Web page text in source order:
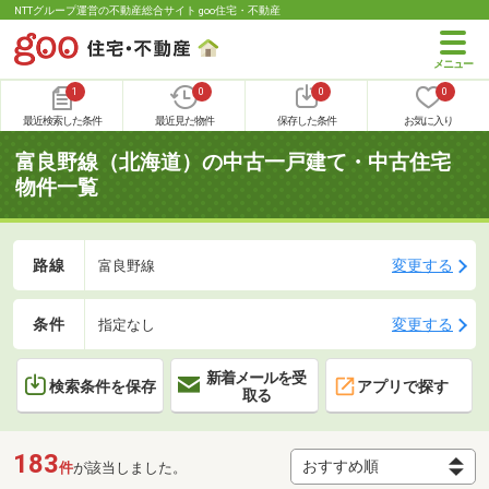
NTTグループ運営の不動産総合サイト goo住宅・不動産
1
最近検索した条件
0
最近見た物件
0
保存した条件
0
お気に入り
富良野線（北海道）の中古一戸建て・中古住宅
物件一覧
路線 富良野線 変更する
条件 指定なし 変更する
検索条件を保存
新着メールを受
取る
アプリで探す
183件が該当しました。